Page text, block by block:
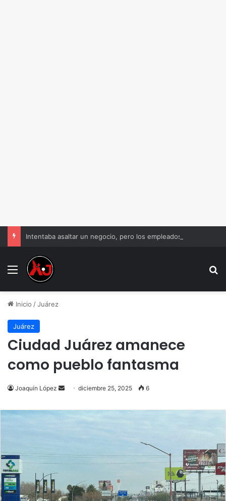
Menu
Inicio /Juárez
Juárez
Ciudad Juárez amanece
como pueblo fantasma
Joaquín López
Send
email
diciembre 25, 2025 6